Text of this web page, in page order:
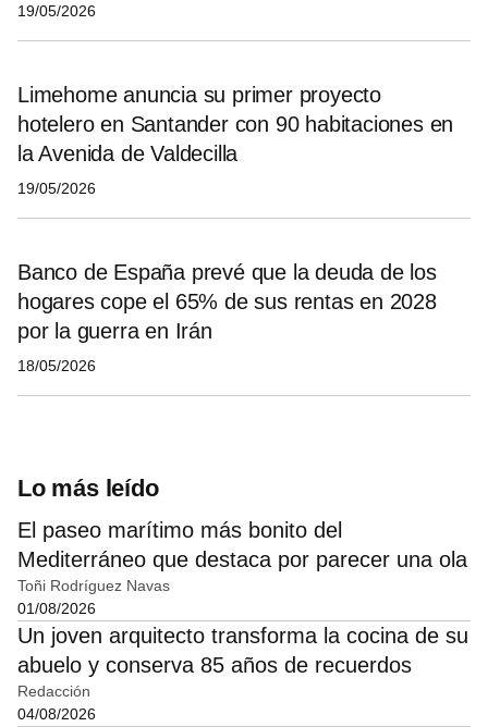
19/05/2026
Limehome anuncia su primer proyecto
hotelero en Santander con 90 habitaciones en
la Avenida de Valdecilla
19/05/2026
Banco de España prevé que la deuda de los
hogares cope el 65% de sus rentas en 2028
por la guerra en Irán
18/05/2026
Lo más leído
El paseo marítimo más bonito del
Mediterráneo que destaca por parecer una ola
Toñi Rodríguez Navas
01/08/2026
Un joven arquitecto transforma la cocina de su
abuelo y conserva 85 años de recuerdos
Redacción
04/08/2026